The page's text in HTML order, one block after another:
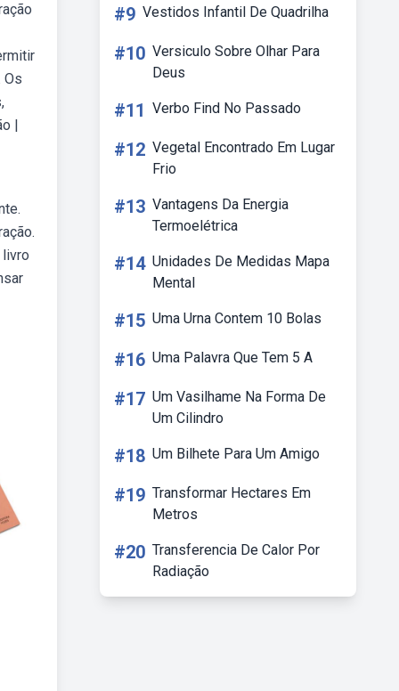
Os
|
livro
#9 Vestidos Infantil De Quadrilha
#10 Versiculo Sobre Olhar Para
Deus
#11 Verbo Find No Passado
#12 Vegetal Encontrado Em Lugar
Frio
#13 Vantagens Da Energia
Termoelétrica
#14 Unidades De Medidas Mapa
Mental
#15 Uma Urna Contem 10 Bolas
#16 Uma Palavra Que Tem 5 A
#17 Um Vasilhame Na Forma De
Um Cilindro
#18 Um Bilhete Para Um Amigo
#19 Transformar Hectares Em
Metros
#20 Transferencia De Calor Por
Radiação